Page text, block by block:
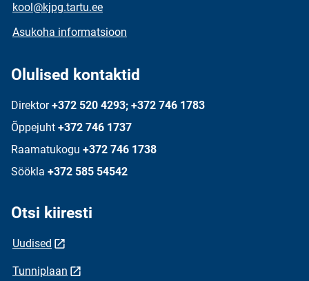
kool@kjpg.tartu.ee
Asukoha informatsioon
Olulised kontaktid
Direktor +372 520 4293; +372 746 1783
Õppejuht +372 746 1737
Raamatukogu +372 746 1738
Söökla +372 585 54542
Otsi kiiresti
Uudised
Tunniplaan